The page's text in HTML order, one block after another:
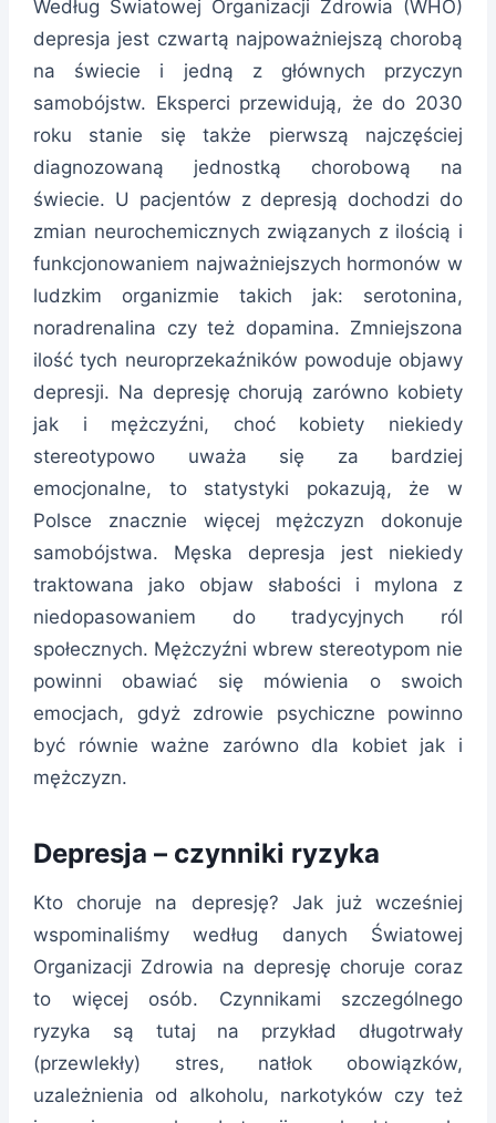
Według Światowej Organizacji Zdrowia (WHO)
depresja jest czwartą najpoważniejszą chorobą
na świecie i jedną z głównych przyczyn
samobójstw. Eksperci przewidują, że do 2030
roku stanie się także pierwszą najczęściej
diagnozowaną jednostką chorobową na
świecie. U pacjentów z depresją dochodzi do
zmian neurochemicznych związanych z ilością i
funkcjonowaniem najważniejszych hormonów w
ludzkim organizmie takich jak: serotonina,
noradrenalina czy też dopamina. Zmniejszona
ilość tych neuroprzekaźników powoduje objawy
depresji. Na depresję chorują zarówno kobiety
jak i mężczyźni, choć kobiety niekiedy
stereotypowo uważa się za bardziej
emocjonalne, to statystyki pokazują, że w
Polsce znacznie więcej mężczyzn dokonuje
samobójstwa. Męska depresja jest niekiedy
traktowana jako objaw słabości i mylona z
niedopasowaniem do tradycyjnych ról
społecznych. Mężczyźni wbrew stereotypom nie
powinni obawiać się mówienia o swoich
emocjach, gdyż zdrowie psychiczne powinno
być równie ważne zarówno dla kobiet jak i
mężczyzn.
Depresja – czynniki ryzyka
Kto choruje na depresję? Jak już wcześniej
wspominaliśmy według danych Światowej
Organizacji Zdrowia na depresję choruje coraz
to więcej osób. Czynnikami szczególnego
ryzyka są tutaj na przykład długotrwały
(przewlekły) stres, natłok obowiązków,
uzależnienia od alkoholu, narkotyków czy też